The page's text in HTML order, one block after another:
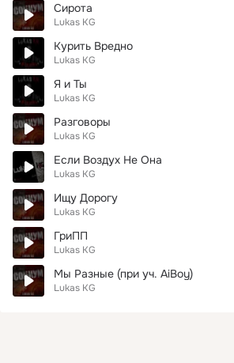
Сирота
Lukas KG
Курить Вредно
Lukas KG
Я и Ты
Lukas KG
Разговоры
Lukas KG
Если Воздух Не Она
Lukas KG
Ищу Дорогу
Lukas KG
ГриПП
Lukas KG
Мы Разные (при уч. AiBoy)
Lukas KG